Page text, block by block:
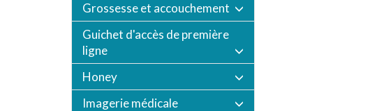
Grossesse et accouchement
Guichet d'accès de première
ligne
Honey
Imagerie médicale